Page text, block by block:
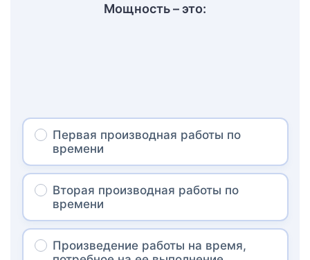
Мощность – это:
Первая производная работы по
времени
Вторая производная работы по
времени
Произведение работы на время,